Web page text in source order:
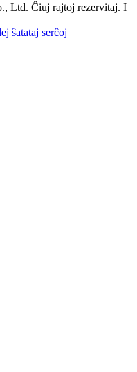
Ltd. Ĉiuj rajtoj rezervitaj. I
ŝatataj serĉoj